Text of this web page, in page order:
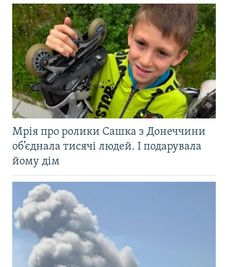
Мрія про ролики Сашка з Донеччини
об’єднала тисячі людей. І подарувала
йому дім